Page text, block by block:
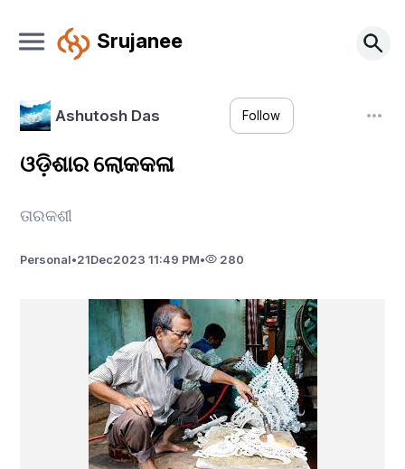
Srujanee
Ashutosh Das Follow
ଓଡ଼ିଶାର ଲୋକକଳା
ତାରକଶୀ
Personal•21Dec2023 11:49 PM• 280